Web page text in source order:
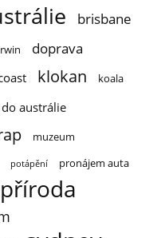
brisbane
doprava
klokan koala
austrálie
muzeum
potápění pronájem auta
příroda